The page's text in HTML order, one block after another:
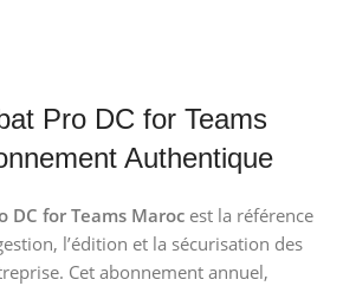
Pro DC for Teams
Authentique
DC for Teams Maroc est la référence
l’édition et la sécurisation des
Cet abonnement annuel,